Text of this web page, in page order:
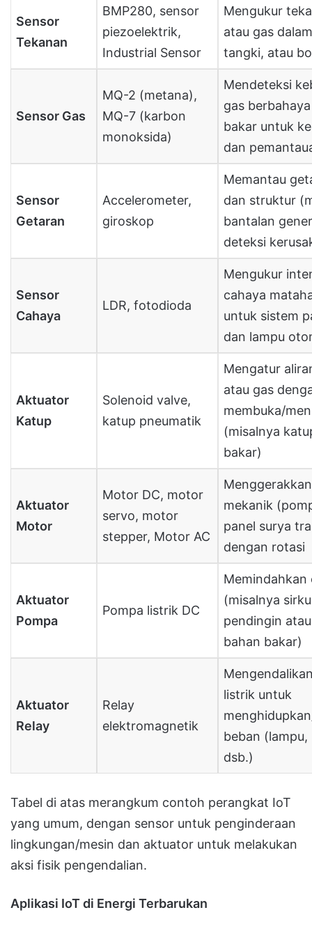
Sensor
Tekanan
BMP280, sensor
piezoelektrik,
Industrial Sensor
Mengukur
atau gas
tangki, atau
Sensor Gas
MQ-2 (metana),
MQ-7 (karbon
monoksida)
Mendeteksi
gas
bakar untuk
dan
Sensor
Getaran
Accelerometer,
giroskop
Memantau
dan struktur
bantalan
deteksi
Sensor
Cahaya
LDR, fotodioda
Mengukur
cahaya
untuk sistem
dan lampu
Aktuator
Katup
Solenoid valve,
katup pneumatik
Mengatur
atau gas
membuka/
(misalnya
bakar)
Aktuator
Motor
Motor DC, motor
servo, motor
stepper, Motor AC
mekanik
panel surya
dengan rotasi
Aktuator
Pompa
Pompa listrik DC
Memindahkan
(misalnya
pendingin
bahan bakar)
Aktuator
Relay
Relay
elektromagnetik
listrik untuk
beban (lampu,
dsb.)
Tabel di atas merangkum contoh perangkat IoT
yang umum, dengan sensor untuk penginderaan
lingkungan/mesin dan aktuator untuk melakukan
aksi fisik pengendalian.
Aplikasi IoT di Energi Terbarukan